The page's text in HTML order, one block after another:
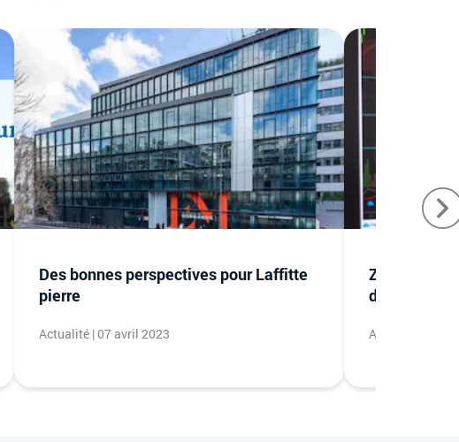
Des bonnes perspectives pour Laffitte
pierre
Actualité | 07 avril 2023
Zoom sur
des SCPI
Actualité | 28